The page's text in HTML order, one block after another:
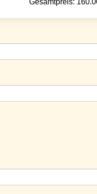
Gesamtpreis: